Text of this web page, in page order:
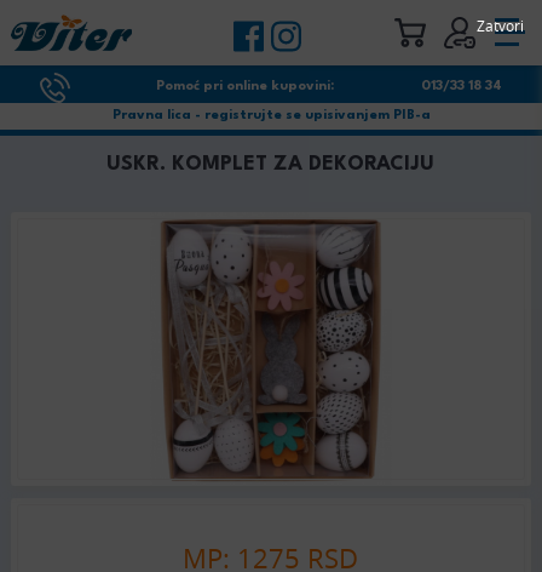
Pomoć pri online kupovini: 013/33 18 34
Pravna lica - registrujte se upisivanjem PIB-a
USKR. KOMPLET ZA DEKORACIJU
MP: 1275 RSD
Zatvori